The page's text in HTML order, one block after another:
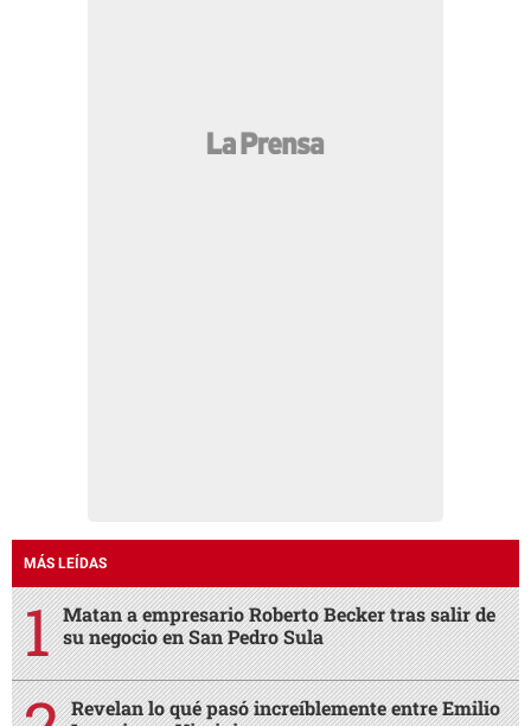
MÁS LEÍDAS
Matan a empresario Roberto Becker tras salir de
su negocio en San Pedro Sula
Revelan lo qué pasó increíblemente entre Emilio